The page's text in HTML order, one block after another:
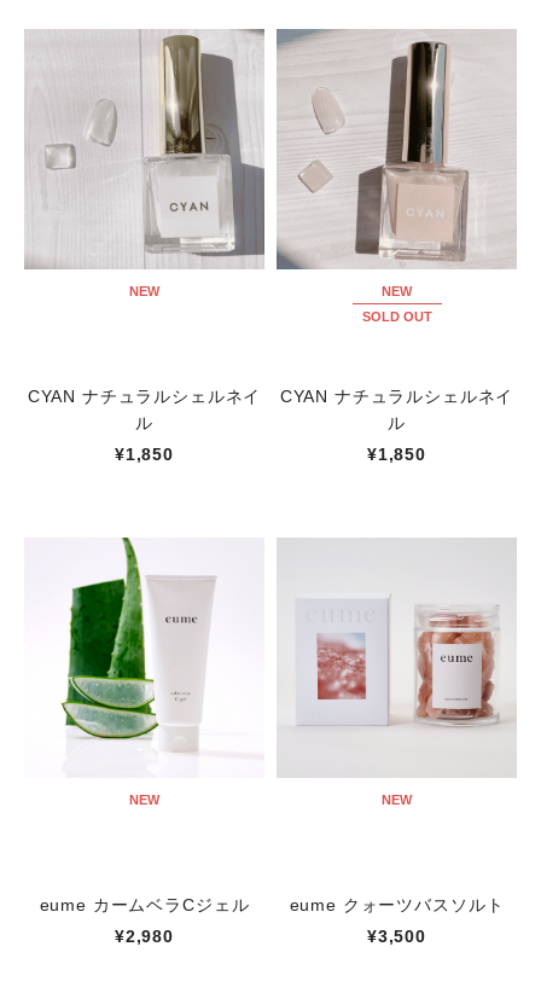
NEW
CYAN ナチュラルシェルネイ
ル
¥1,850
NEW
SOLD OUT
CYAN ナチュラルシェルネイ
ル
¥1,850
NEW
eume カームベラCジェル
¥2,980
NEW
eume クォーツバスソルト
¥3,500